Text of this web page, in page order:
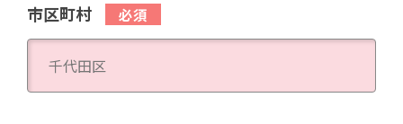
市区町村